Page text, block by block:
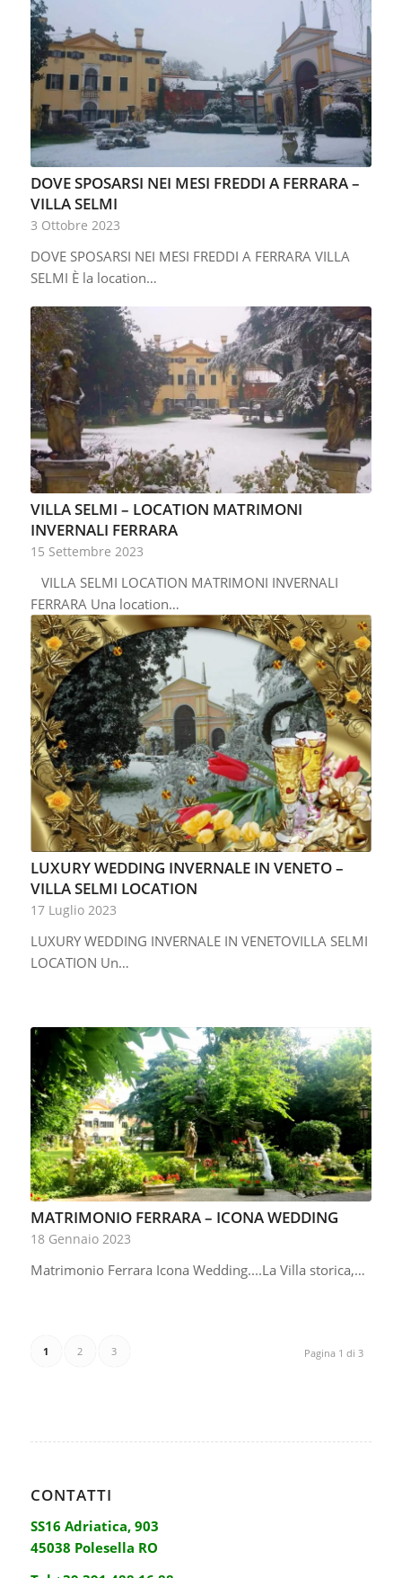
DOVE SPOSARSI NEI MESI FREDDI A FERRARA –
VILLA SELMI
3 Ottobre 2023
DOVE SPOSARSI NEI MESI FREDDI A FERRARA VILLA
SELMI È la location…
VILLA SELMI – LOCATION MATRIMONI
INVERNALI FERRARA
15 Settembre 2023
VILLA SELMI LOCATION MATRIMONI INVERNALI
FERRARA Una location…
LUXURY WEDDING INVERNALE IN VENETO –
VILLA SELMI LOCATION
17 Luglio 2023
LUXURY WEDDING INVERNALE IN VENETOVILLA SELMI
LOCATION Un…
MATRIMONIO FERRARA – ICONA WEDDING
18 Gennaio 2023
Matrimonio Ferrara Icona Wedding....La Villa storica,…
Pagina 1 di 3
1 2 3
CONTATTI
SS16 Adriatica, 903
45038 Polesella RO